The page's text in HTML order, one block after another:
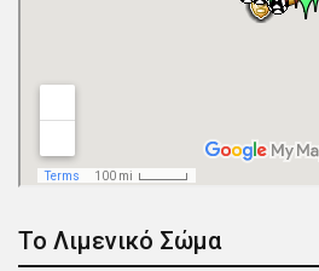
Το Λιμενικό Σώμα